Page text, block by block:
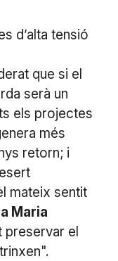
d’alta tensió
que si el
serà un
els projectes
més
retorn; i
mateix sentit
Maria
preservar el